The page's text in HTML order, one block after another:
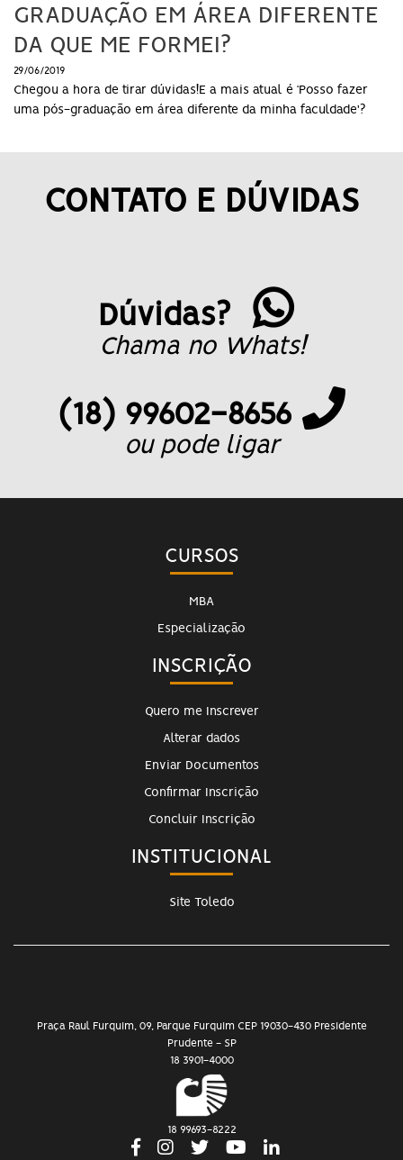
GRADUAÇÃO EM ÁREA DIFERENTE
DA QUE ME FORMEI?
29/06/2019
Chegou a hora de tirar dúvidas!E a mais atual é ‘Posso fazer
uma pós-graduação em área diferente da minha faculdade'?
CONTATO E DÚVIDAS
Dúvidas?
Chama no Whats!
(18) 99602-8656
ou pode ligar
CURSOS
MBA
Especialização
INSCRIÇÃO
Quero me Inscrever
Alterar dados
Enviar Documentos
Confirmar Inscrição
Concluir Inscrição
INSTITUCIONAL
Site Toledo
Praça Raul Furquim, 09, Parque Furquim CEP 19030-430 Presidente
Prudente - SP
18 3901-4000
18 99693-8222